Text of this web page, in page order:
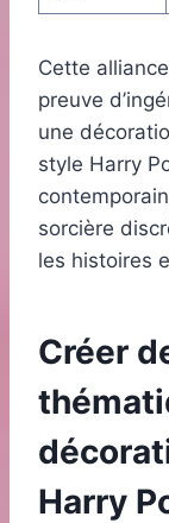
Cette
preuve
une
style Harry
sorcière
les histoires
Créer
Harry